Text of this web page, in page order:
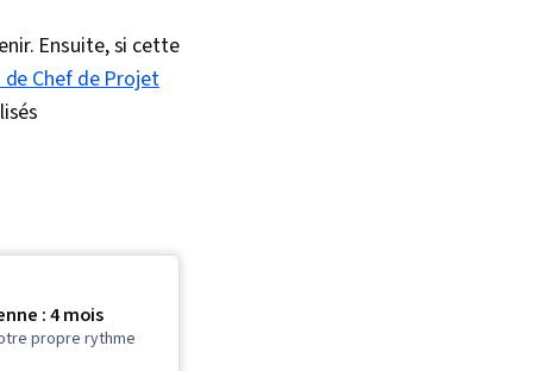
Ensuite, si cette
Chef de Projet
: 4 mois
propre rythme